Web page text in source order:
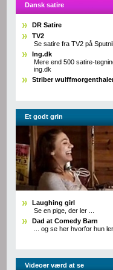
Dansk satire
DR Satire
TV2
Se satire fra TV2 på
Ing.dk
Mere end 500 satire-
ing.dk
Striber
Et godt grin
Laughing girl
Se en pige, der ler ...
Dad at Comedy Barn
... og se her hvorfor hun
Videoer værd at se